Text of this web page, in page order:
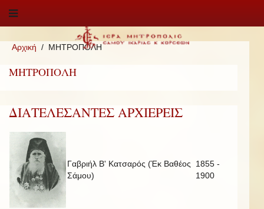
Αρχική ΜΗΤΡΟΠΟΛΗ
ΜΗΤΡΟΠΟΛΗ
ΔΙΑΤΕΛΕΣΑΝΤΕΣ ΑΡΧΙΕΡΕΙΣ
Γαβριήλ Β' Κατσαρός (Έκ Βαθέος
Σάμου)
1855 -
1900